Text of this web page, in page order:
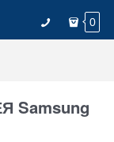
0
Samsung